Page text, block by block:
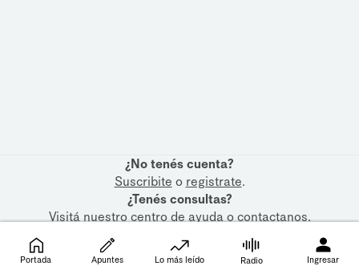
¿No tenés cuenta?
Suscribite o registrate.
¿Tenés consultas?
Visitá nuestrocentro de ayudaocontactanos.
Portada Apuntes Lo más leído Radio Ingresar